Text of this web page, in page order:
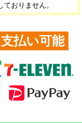
おりません。
払い可能